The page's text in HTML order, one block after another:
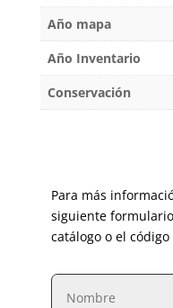
Año mapa
Año Inventario
Conservación
Para más
siguiente
catálogo o el